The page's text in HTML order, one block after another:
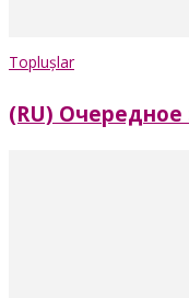
Toplușlar
(RU)